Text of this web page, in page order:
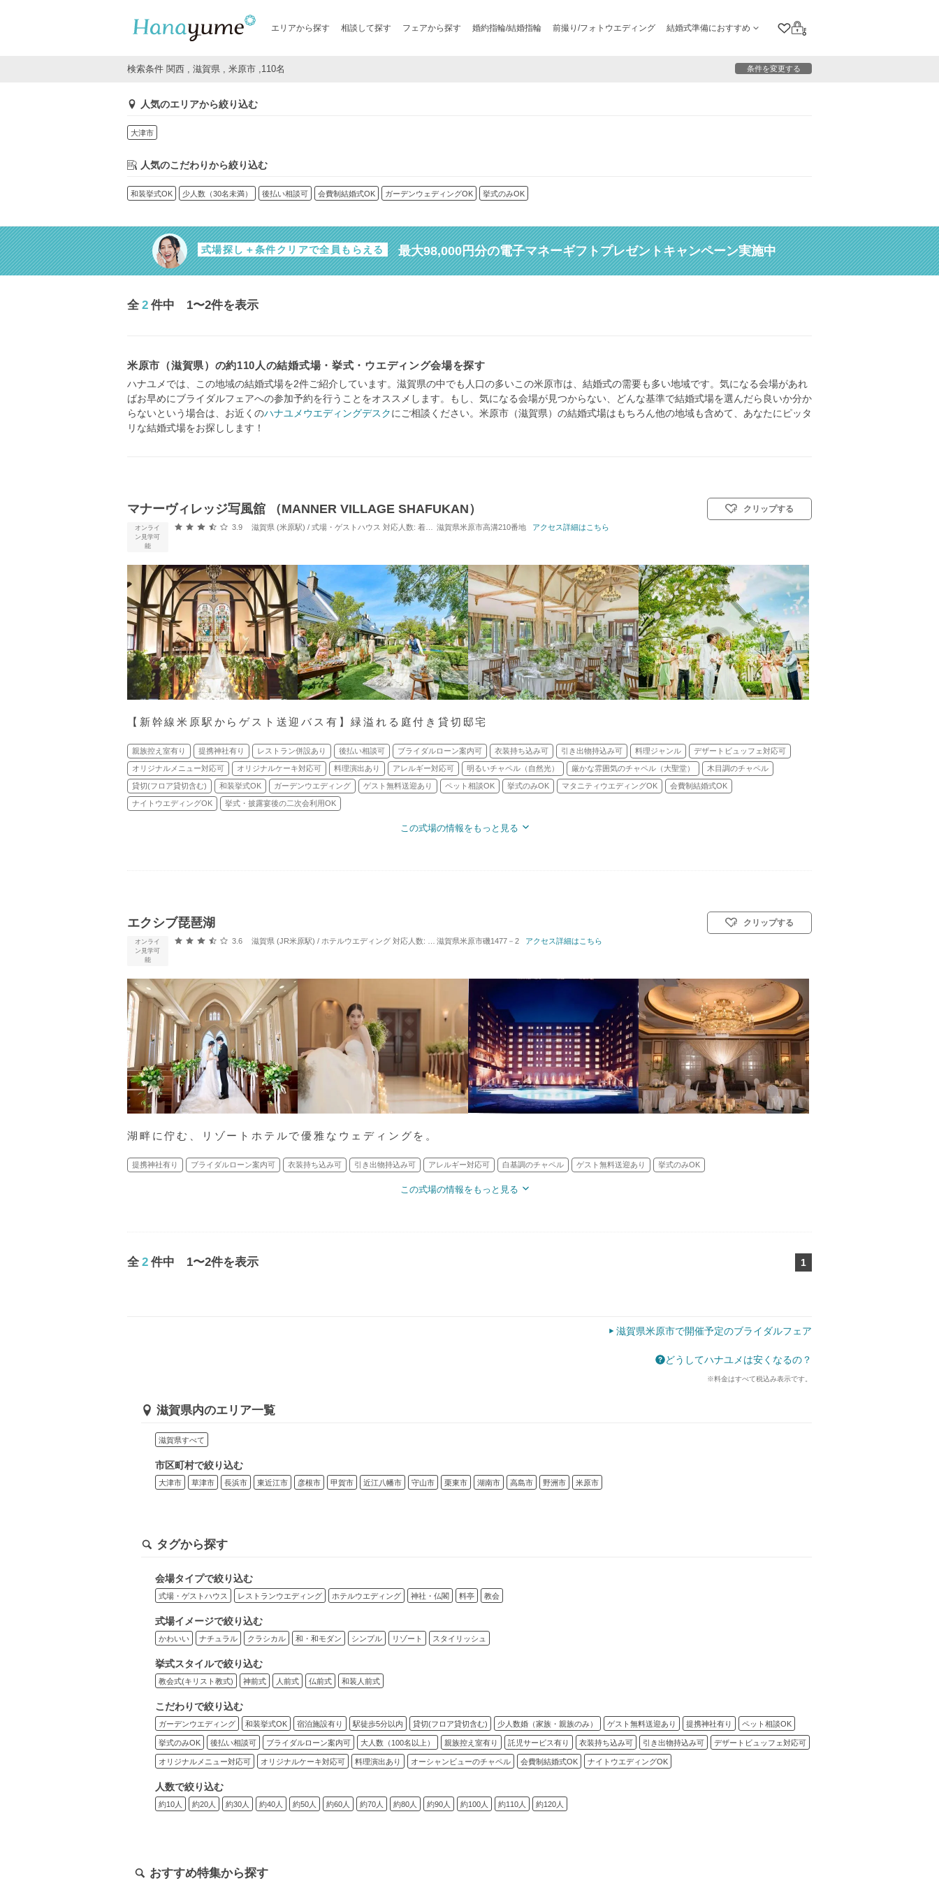
エリアから探す 相談して探す フェアから探す 婚約指輪/結婚指輪 前撮り/フォトウエディング 結婚式準備におすすめ
クリップリスト
ログイン
検索条件 関西 , 滋賀県 , 米原市 ,110名 条件を変更する
人気のエリアから絞り込む
大津市
人気のこだわりから絞り込む
和装挙式OK 少人数（30名未満） 後払い相談可 会費制結婚式OK ガーデンウェディングOK 挙式のみOK
式場探し＋条件クリアで全員もらえる 最大98,000円分の電子マネーギフトプレゼントキャンペーン実施中
全 2 件中 1〜2件を表示
米原市（滋賀県）の約110人の結婚式場・挙式・ウエディング会場を探す
ハナユメでは、この地域の結婚式場を2件ご紹介しています。滋賀県の中でも人口の多いこの米原市は、結婚式の需要も多い地域です。気になる会場があれ
ばお早めにブライダルフェアへの参加予約を行うことをオススメします。もし、気になる会場が見つからない、どんな基準で結婚式場を選んだら良いか分か
らないという場合は、お近くのハナユメウエディングデスクにご相談ください。米原市（滋賀県）の結婚式場はもちろん他の地域も含めて、あなたにピッタ
リな結婚式場をお探しします！
マナーヴィレッジ写風舘 （MANNER VILLAGE SHAFUKAN）
オンライ
ン見学可
能
口コミ評価
3.9 滋賀県 (米原駅) / 式場・ゲストハウス 対応人数: 着席：6名 ～ 120名 挙式スタイル: 教会式(キリスト教式)／人前式
滋賀県米原市高溝210番地 アクセス詳細はこちら
クリップする
【新幹線米原駅からゲスト送迎バス有】緑溢れる庭付き貸切邸宅
親族控え室有り 提携神社有り レストラン併設あり 後払い相談可 ブライダルローン案内可 衣装持ち込み可 引き出物持込み可 料理ジャンル デザートビュッフェ対応可
オリジナルメニュー対応可 オリジナルケーキ対応可 料理演出あり アレルギー対応可 明るいチャペル（自然光） 厳かな雰囲気のチャペル（大聖堂） 木目調のチャペル
貸切(フロア貸切含む) 和装挙式OK ガーデンウエディング ゲスト無料送迎あり ペット相談OK 挙式のみOK マタニティウエディングOK 会費制結婚式OK
ナイトウエディングOK 挙式・披露宴後の二次会利用OK
この式場の情報をもっと見る
エクシブ琵琶湖
オンライ
ン見学可
能
口コミ評価
3.6 滋賀県 (JR米原駅) / ホテルウエディング 対応人数: 着席：2名 ～ 180名 挙式スタイル: 教会式(キリスト教式)／神前式／人前式
滋賀県米原市磯1477－2 アクセス詳細はこちら
クリップする
湖畔に佇む、リゾートホテルで優雅なウェディングを。
提携神社有り ブライダルローン案内可 衣装持ち込み可 引き出物持込み可 アレルギー対応可 白基調のチャペル ゲスト無料送迎あり 挙式のみOK
この式場の情報をもっと見る
全 2 件中 1〜2件を表示
1
滋賀県米原市で開催予定のブライダルフェア
どうしてハナユメは安くなるの？
※料金はすべて税込み表示です。
滋賀県内のエリア一覧
滋賀県すべて
市区町村で絞り込む
大津市 草津市 長浜市 東近江市 彦根市 甲賀市 近江八幡市 守山市 栗東市 湖南市 高島市 野洲市 米原市
タグから探す
会場タイプで絞り込む
式場・ゲストハウス レストランウエディング ホテルウエディング 神社・仏閣 料亭 教会
式場イメージで絞り込む
かわいい ナチュラル クラシカル 和・和モダン シンプル リゾート スタイリッシュ
挙式スタイルで絞り込む
教会式(キリスト教式) 神前式 人前式 仏前式 和装人前式
こだわりで絞り込む
ガーデンウエディング 和装挙式OK 宿泊施設有り 駅徒歩5分以内 貸切(フロア貸切含む) 少人数婚（家族・親族のみ） ゲスト無料送迎あり 提携神社有り ペット相談OK
挙式のみOK 後払い相談可 ブライダルローン案内可 大人数（100名以上） 親族控え室有り 託児サービス有り 衣装持ち込み可 引き出物持込み可 デザートビュッフェ対応可
オリジナルメニュー対応可 オリジナルケーキ対応可 料理演出あり オーシャンビューのチャペル 会費制結婚式OK ナイトウエディングOK
人数で絞り込む
約10人 約20人 約30人 約40人 約50人 約60人 約70人 約80人 約90人 約100人 約110人 約120人
おすすめ特集から探す